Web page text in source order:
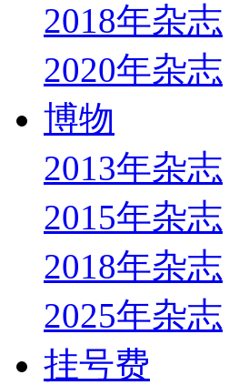
2018年杂志
2020年杂志
博物
2013年杂志
2015年杂志
2018年杂志
2025年杂志
挂号费